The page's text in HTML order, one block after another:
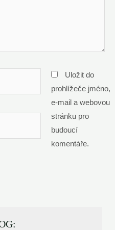
Uložit do
prohlížeče jméno,
e-mail a webovou
stránku pro
budoucí
komentáře.